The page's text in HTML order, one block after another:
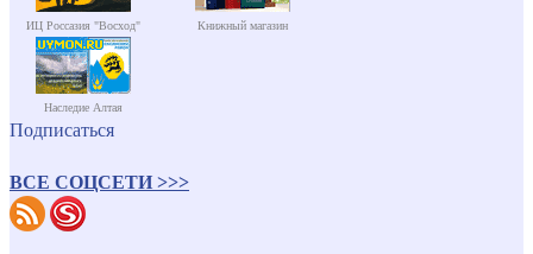
ИЦ Россазия "Восход" Книжный магазин
Наследие Алтая
Подписаться
ВСЕ СОЦСЕТИ >>>